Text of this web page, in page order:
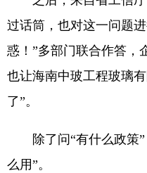
过话筒，也对这一问题
惑！”多部门联合作答，
也让海南中玻工程玻璃
了”。
除了问“有什么政策”
么用”。